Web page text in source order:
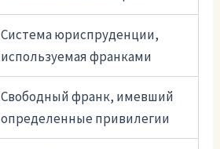
Система юриспруденции,
используемая франками
Свободный франк, имевший
определенные привилегии